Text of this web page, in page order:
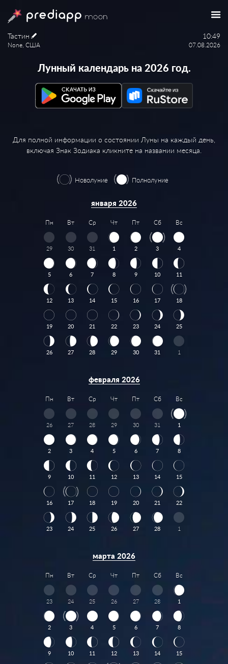
Тастин
None, США
10:49
07.08.2026
Лунный календарь на 2026 год.
Для полной информации о состоянии Луны на каждый день,
включая Знак Зодиака кликните на названии месяца.
Новолуние Полнолуние
января 2026
Пн Вт Ср Чт Пт Сб Вс
29 30 31 1 2 3 4
5 6 7 8 9 10 11
12 13 14 15 16 17 18
19 20 21 22 23 24 25
26 27 28 29 30 31 1
февраля 2026
Пн Вт Ср Чт Пт Сб Вс
26 27 28 29 30 31 1
2 3 4 5 6 7 8
9 10 11 12 13 14 15
16 17 18 19 20 21 22
23 24 25 26 27 28 1
марта 2026
Пн Вт Ср Чт Пт Сб Вс
23 24 25 26 27 28 1
2 3 4 5 6 7 8
9 10 11 12 13 14 15